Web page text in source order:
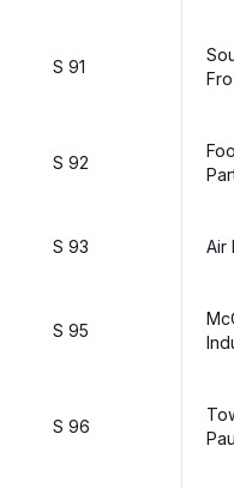
S 91
S 92
S 93 Air
S 95
S 96